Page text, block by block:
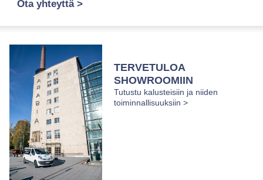
Ota yhteyttä >
TERVETULOA
SHOWROOMIIN
Tutustu kalusteisiin ja niiden
toiminnallisuuksiin >